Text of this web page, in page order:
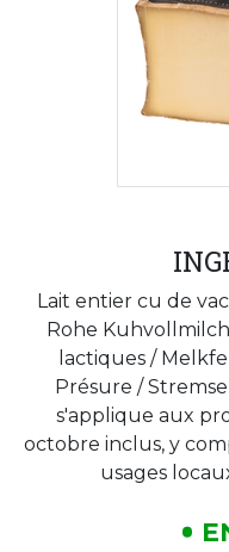
Lait entier cu de
Rohe
lactiques /
Présure /
s'applique aux
octobre inclus, y
usages